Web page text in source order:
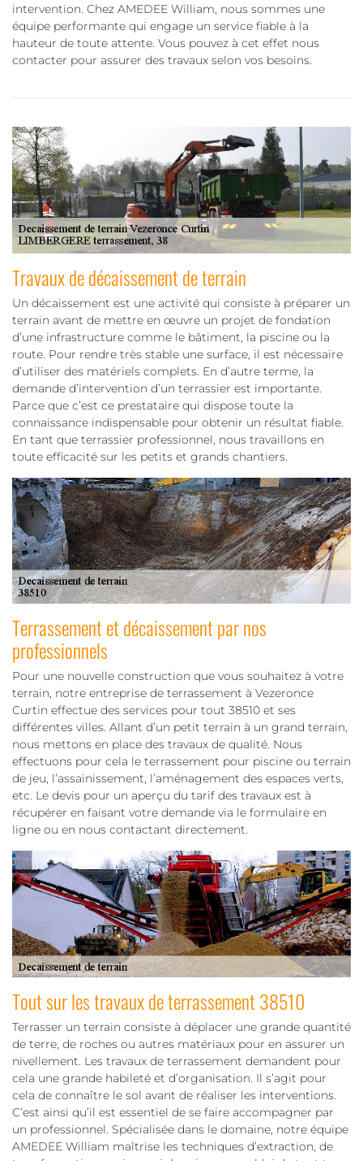
intervention. Chez AMEDEE William, nous sommes une
équipe performante qui engage un service fiable à la
hauteur de toute attente. Vous pouvez à cet effet nous
contacter pour assurer des travaux selon vos besoins.
Travaux de décaissement de terrain
Un décaissement est une activité qui consiste à préparer un
terrain avant de mettre en œuvre un projet de fondation
d’une infrastructure comme le bâtiment, la piscine ou la
route. Pour rendre très stable une surface, il est nécessaire
d’utiliser des matériels complets. En d’autre terme, la
demande d’intervention d’un terrassier est importante.
Parce que c’est ce prestataire qui dispose toute la
connaissance indispensable pour obtenir un résultat fiable.
En tant que terrassier professionnel, nous travaillons en
toute efficacité sur les petits et grands chantiers.
Terrassement et décaissement par nos
professionnels
Pour une nouvelle construction que vous souhaitez à votre
terrain, notre entreprise de terrassement à Vezeronce
Curtin effectue des services pour tout 38510 et ses
différentes villes. Allant d’un petit terrain à un grand terrain,
nous mettons en place des travaux de qualité. Nous
effectuons pour cela le terrassement pour piscine ou terrain
de jeu, l’assainissement, l’aménagement des espaces verts,
etc. Le devis pour un aperçu du tarif des travaux est à
récupérer en faisant votre demande via le formulaire en
ligne ou en nous contactant directement.
Tout sur les travaux de terrassement 38510
Terrasser un terrain consiste à déplacer une grande quantité
de terre, de roches ou autres matériaux pour en assurer un
nivellement. Les travaux de terrassement demandent pour
cela une grande habileté et d’organisation. Il s’agit pour
cela de connaître le sol avant de réaliser les interventions.
C’est ainsi qu’il est essentiel de se faire accompagner par
un professionnel. Spécialisée dans le domaine, notre équipe
AMEDEE William maîtrise les techniques d’extraction, de